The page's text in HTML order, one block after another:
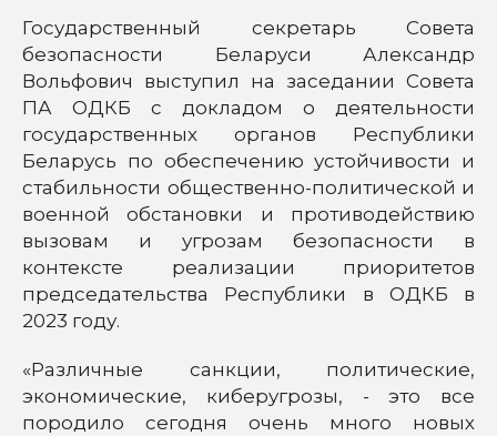
Государственный секретарь Совета
безопасности Беларуси Александр
Вольфович выступил на заседании Совета
ПА ОДКБ с докладом о деятельности
государственных органов Республики
Беларусь по обеспечению устойчивости и
стабильности общественно-политической и
военной обстановки и противодействию
вызовам и угрозам безопасности в
контексте реализации приоритетов
председательства Республики в ОДКБ в
2023 году.
«Различные санкции, политические,
экономические, киберугрозы, - это все
породило сегодня очень много новых